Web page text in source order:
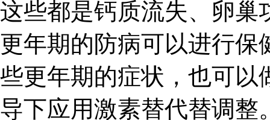
这些都是钙质流失、卵巢
更年期的防病可以进行保
些更年期的症状，也可以
导下应用激素替代替调整